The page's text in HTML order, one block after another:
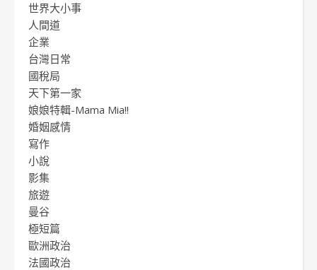
世界大小事
人間道
企業
台灣日常
國稅局
天下第一家
娘娘特輯-Mama Mia!!
婚姻感情
寫作
小說
影集
旅遊
曼谷
極短篇
歐洲政治
法國政治